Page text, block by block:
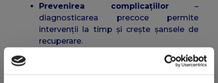
Prevenirea complicațiilor –
diagnosticarea precoce permite
intervenții la timp și crește șansele de
recuperare.
– lipsa radiațiilor
face ca ecografia să poată fi repetată ori